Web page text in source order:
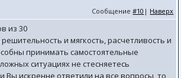
Сообщение#10 | Наверх
из 30
и мягкость, расчетливость и
принимать самостоятельные
ситуациях не стесняетесь
Вы искренне ответили на все вопросы, то